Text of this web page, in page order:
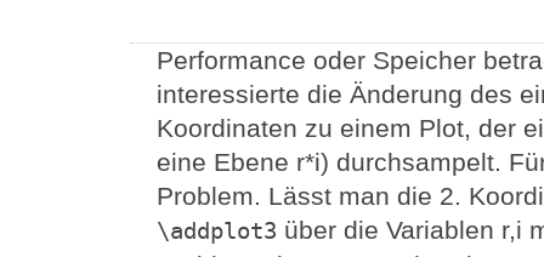
Performance oder Speicher
interessierte die Änderung des
Koordinaten zu einem Plot, der
eine Ebene r*i) durchsampelt.
Problem. Lässt man die 2.
\addplot3 über die Variablen r,i